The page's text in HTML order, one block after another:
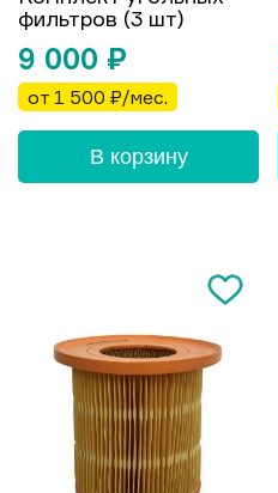
фильтров (3 шт)
9 000 ₽
от 1 500 ₽/мес.
В корзину